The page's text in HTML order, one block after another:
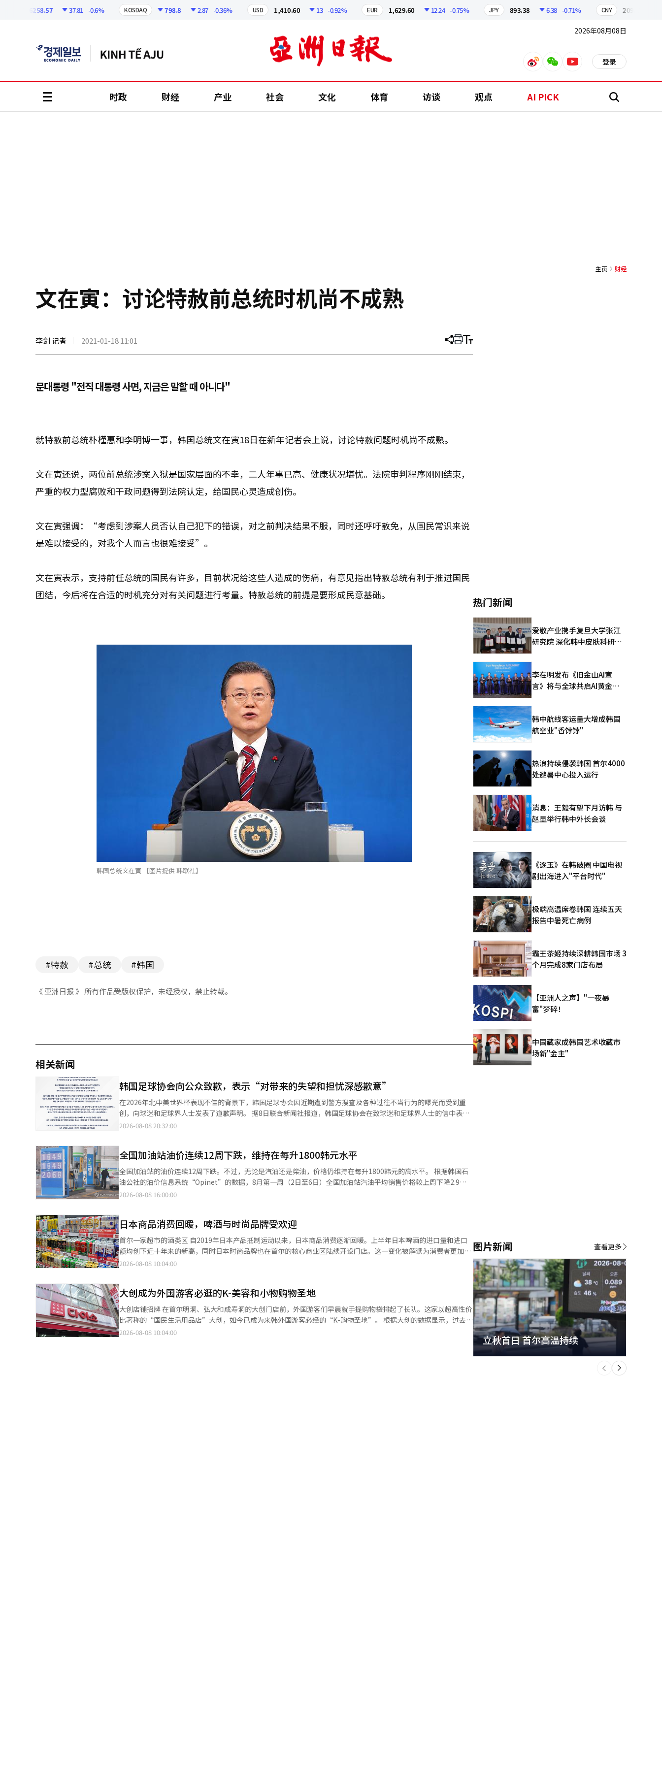
6258.57 37.81 -0.6% KOSDAQ 798.8 2.87 -0.36% USD 1,410.60 13 -0.92% EUR 1,629.60 12.24 -0.75% JPY 893.38 6.38 -0.71% CNY 209.17
2026年08月08日
weiboweixinyoutube 登录
时政 财经 产业 社会 文化 体育 访谈 观点 AI PICK 搜
主页 财经
文在寅：讨论特赦前总统时机尚不成熟
李剑 记者 2021-01-18 11:01 分
文
打 调
大
문대통령 "전직 대통령 사면, 지금은 말할 때 아니다"
就特赦前总统朴槿惠和李明博一事，韩国总统文在寅18日在新年记者会上说，讨论特赦问题时机尚不成熟。
文在寅还说，两位前总统涉案入狱是国家层面的不幸，二人年事已高、健康状况堪忧。法院审判程序刚刚结束，
严重的权力型腐败和干政问题得到法院认定，给国民心灵造成创伤。
文在寅强调：“考虑到涉案人员否认自己犯下的错误，对之前判决结果不服，同时还呼吁赦免，从国民常识来说
是难以接受的，对我个人而言也很难接受”。
文在寅表示，支持前任总统的国民有许多，目前状况给这些人造成的伤痛，有意见指出特赦总统有利于推进国民
团结，今后将在合适的时机充分对有关问题进行考量。特赦总统的前提是要形成民意基础。
韩国总统文在寅 【图片提供 韩联社】
#特赦 #总统 #韩国
《 亚洲日报 》 所有作品受版权保护，未经授权，禁止转载。
相关新闻
韩国足球协会向公众致歉，表示“对带来的失望和担忧深感歉意”
在2026年北中美世界杯表现不佳的背景下，韩国足球协会因近期遭到警方搜查及各种过往不当行为的曝光而受到重
创，向球迷和足球界人士发表了道歉声明。 据8日联合新闻社报道，韩国足球协会在致球迷和足球界人士的信中表
示：“对于2026年北中美世界杯后围绕协会的各种杂音给大家带来的失望和担忧，我们深感歉意。” 协会补充
卡片使用情况。”并表示：“我们希望过去身披太极战袍、代表韩国足球的国家队球员们所取得的宝贵成就和努力不
会因此事而被误解或贬值。” 协会还表示：“我们将深刻铭记来自各方的批评与指责，并将其视为彻底改革的机
会。”并承诺：“为了更好的韩国足球未来，我们将进行深刻的自我反思，并继续加强努力，提升组织文化的透明度
和道德标准，以符合外界日益提高的要求。” 协会表示：“我们将全力以赴，尽快落实包括即将到来的亚运会、下半
年的A级比赛和亚洲杯准备，以及扩大主席选举团等政策任务。” 最后，协会表示：“我们将不断努力，成为一个能
辑。
2026-08-08 20:32:00
全国加油站油价连续12周下跌，维持在每升1800韩元水平
全国加油站的油价连续12周下跌。不过，无论是汽油还是柴油，价格仍维持在每升1800韩元的高水平。 根据韩国石
油公社的油价信息系统“Opinet”的数据，8月第一周（2日至6日）全国加油站汽油平均销售价格较上周下降2.9韩
元，记录为1866.2韩元。 从地区来看，首尔的油价为1909.1韩元，较上周下降1.0韩元，仍是最贵的城市。大邱的油
3.6韩元，记录为1849.2韩元。 国际油价同样呈现下跌趋势。这被解读为美国与伊朗之间关于霍尔木兹海峡航行的谈
判预期增强所致。 作为进口原油价格基准的迪拜油价较上周下降1.4美元，记录为79.5美元每桶。国际汽油价格下降
11.0美元，记录为104.6美元，国际汽车用柴油价格下降10.3美元，记录为148.2美元。 国际油价的波动通常会在2至3
周后反映在国内加油站的价格上。因此，如果国际油价持续下跌，国内油价在短期内也可能继续呈现下跌趋势。 此
外，政府为减少国际油价波动对国内石油产品价格的影响，实施了石油最高价格制度。上个月25日指定的第八次石油
（AI）系统翻译与编辑。
2026-08-08 16:00:00
日本商品消费回暖，啤酒与时尚品牌受欢迎
首尔一家超市的酒类区 自2019年日本产品抵制运动以来，日本商品消费逐渐回暖。上半年日本啤酒的进口量和进口
额均创下近十年来的新高，同时日本时尚品牌也在首尔的核心商业区陆续开设门店。这一变化被解读为消费者更加重
视价格、质量和个人喜好，而对在日本旅行时接触到的商品的需求也在增加。 根据8日关税厅的进出口贸易统计，今
录3929万美元16.9%。日本啤酒的进口比例也显著上升。今年上半年，日本产啤酒占总啤酒进口量124200吨的
46.9%，比去年同期的38.0%上升了8.9个百分点。 便利店和大型超市的日本啤酒销售也在增加。CU在今年1至7月的
日本啤酒销售额同比增长30.2%。同一时期，GS25的日本啤酒销售额也增长了30.1%。日本札幌的国内分销商MZ
Beverage统计的今年上半年便利店和大型超市渠道的销售额比去年同期增长了52%。去年7月在首尔成寿洞设立
的“札幌啤酒摊”快闪店吸引了4万7000人，销售了9万6000杯生啤酒。 在时尚市场，日本品牌的进入也在持续。日
2026-08-08 10:04:00
大创成为外国游客必逛的K-美容和小物购物圣地
大创店铺招牌 在首尔明洞、弘大和成寿洞的大创门店前，外国游客们早晨就手提购物袋排起了长队。这家以超高性价
比著称的“国民生活用品店”大创，如今已成为来韩外国游客必经的“K-购物圣地”。 根据大创的数据显示，过去三
年内，海外卡在大创的支付金额增长率分别为2023年130%、2024年50%和2025年60%，每年都在快速上升。今年
2026-08-08 10:04:00
热门新闻
爱敬产业携手复旦大学张江
研究院 深化韩中皮肤科研合
李在明发布《旧金山AI宣
言》将与全球共启AI黄金时
韩中航线客运量大增成韩国
航空业"香饽饽"
热浪持续侵袭韩国 首尔4000
处避暑中心投入运行
消息：王毅有望下月访韩 与
赵显举行韩中外长会谈
《逐玉》在韩破圈 中国电视
剧出海进入"平台时代"
极端高温席卷韩国 连续五天
报告中暑死亡病例
霸王茶姬持续深耕韩国市场 3
个月完成8家门店布局
【亚洲人之声】"一夜暴
富"梦碎！
中国藏家成韩国艺术收藏市
场新"金主"
图片新闻
立秋首日 首尔高温持续
下
一
个
查看更多